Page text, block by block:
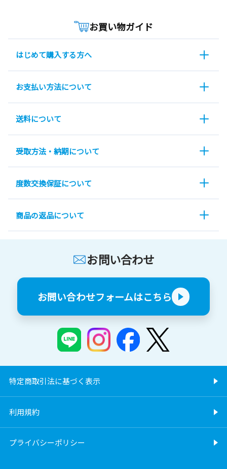
お買い物ガイド
はじめて購入する方へ
お支払い方法について
送料について
受取方法・納期について
度数交換保証について
商品の返品について
お問い合わせ
お問い合わせフォームはこちら
特定商取引法に基づく表示
利用規約
プライバシーポリシー